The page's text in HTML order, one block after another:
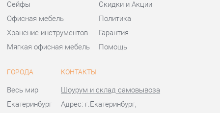
Екатеринбург
Уральских рабочих, 54
Телефон: +7 (343) 383-35-98
Отправить сообщение